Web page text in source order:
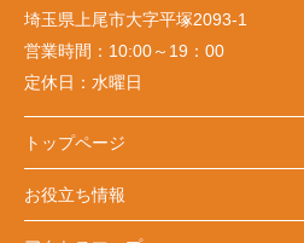
埼玉県上尾市大字平塚2093-1
営業時間： 10:00～19：00
定休日： 水曜日
トップページ
お役立ち情報